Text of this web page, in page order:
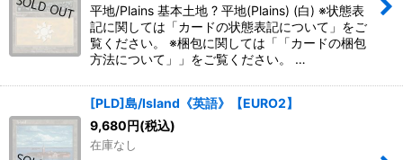
平地/Plains 基本土地 ? 平地(Plains) (白) ※状態表
記に関しては「カードの状態表記について」をご
覧ください。 ※梱包に関しては「「カードの梱包
方法について」」をご覧ください。 …
[PLD]島/Island《英語》【EURO2】
9,680円(税込)
在庫なし